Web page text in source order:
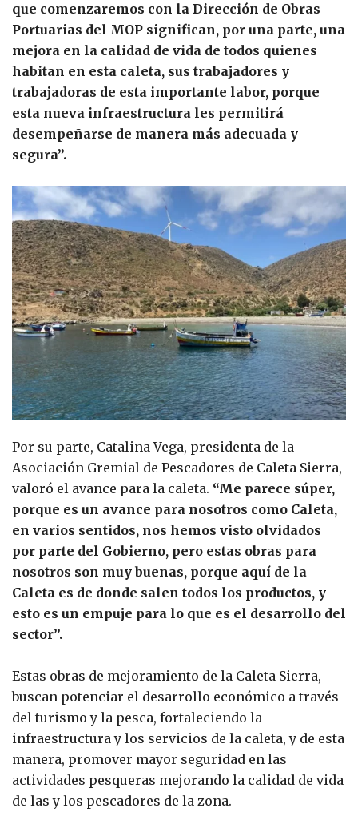
que comenzaremos con la Dirección de Obras
Portuarias del MOP significan, por una parte, una
mejora en la calidad de vida de todos quienes
habitan en esta caleta, sus trabajadores y
trabajadoras de esta importante labor, porque
esta nueva infraestructura les permitirá
desempeñarse de manera más adecuada y
segura”.
Por su parte, Catalina Vega, presidenta de la
Asociación Gremial de Pescadores de Caleta Sierra,
valoró el avance para la caleta. “Me parece súper,
porque es un avance para nosotros como Caleta,
en varios sentidos, nos hemos visto olvidados
por parte del Gobierno, pero estas obras para
nosotros son muy buenas, porque aquí de la
Caleta es de donde salen todos los productos, y
esto es un empuje para lo que es el desarrollo del
sector”.
Estas obras de mejoramiento de la Caleta Sierra,
buscan potenciar el desarrollo económico a través
del turismo y la pesca, fortaleciendo la
infraestructura y los servicios de la caleta, y de esta
manera, promover mayor seguridad en las
actividades pesqueras mejorando la calidad de vida
de las y los pescadores de la zona.